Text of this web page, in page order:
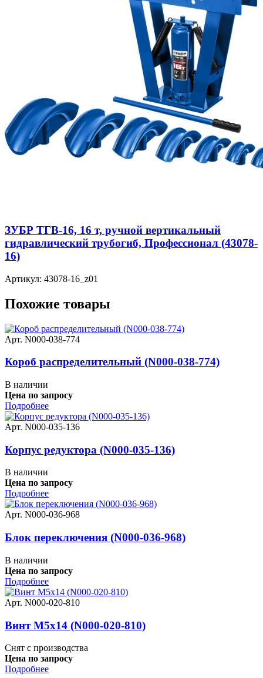
ЗУБР ТГВ-16, 16 т, ручной вертикальный
гидравлический трубогиб, Профессионал (43078-
16)
Артикул: 43078-16_z01
Похожие товары
Арт. N000-038-774
Короб распределительный (N000-038-774)
В наличии
Цена по запросу
Подробнее
Арт. N000-035-136
Корпус редуктора (N000-035-136)
В наличии
Цена по запросу
Подробнее
Арт. N000-036-968
Блок переключения (N000-036-968)
В наличии
Цена по запросу
Подробнее
Арт. N000-020-810
Винт M5x14 (N000-020-810)
Снят с производства
Цена по запросу
Подробнее